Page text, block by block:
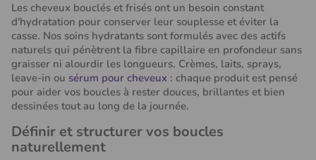
(22 avis)
Les cheveux bouclés et frisés ont un besoin constant
d'hydratation pour conserver leur souplesse et éviter la
casse. Nos soins hydratants sont formulés avec des actifs
naturels qui pénètrent la fibre capillaire en profondeur sans
graisser ni alourdir les longueurs. Crèmes, laits, sprays,
leave-in ou sérum pour cheveux : chaque produit est pensé
pour aider vos boucles à rester douces, brillantes et bien
dessinées tout au long de la journée.
Définir et structurer vos boucles
naturellement